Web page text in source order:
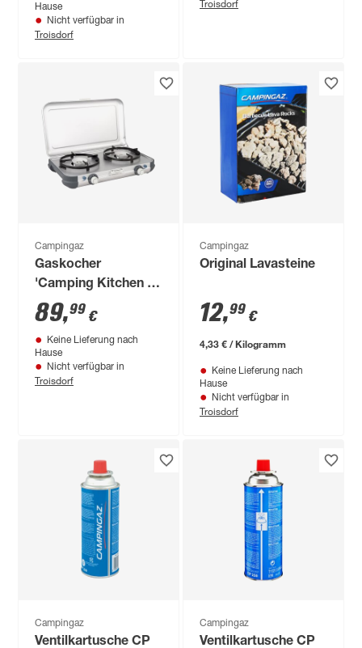
Hause
Nicht verfügbar in
Troisdorf
Troisdorf
Campingaz
Gaskocher
'Camping Kitchen 2
CV' 2 x 2000 W
89,99 €
Keine Lieferung nach
Hause
Nicht verfügbar in
Troisdorf
Campingaz
Original Lavasteine
12,99 €
4,33 € / Kilogramm
Keine Lieferung nach
Hause
Nicht verfügbar in
Troisdorf
Campingaz
Ventilkartusche CP
Campingaz
Ventilkartusche CP